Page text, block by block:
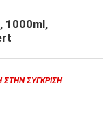
1000ml,
ΣΎΓΚΡΙΣΗ